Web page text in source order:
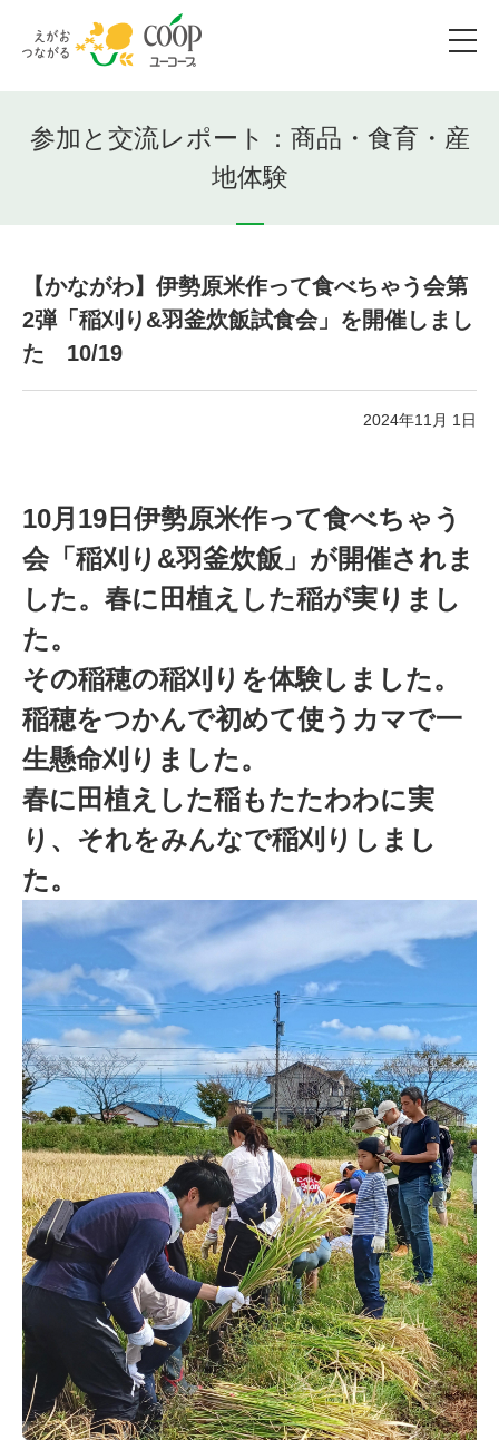
参加と交流レポート：商品・食育・産
地体験
【かながわ】伊勢原米作って食べちゃう会第
2弾「稲刈り&羽釜炊飯試食会」を開催しまし
た 10/19
2024年11月 1日
10月19日伊勢原米作って食べちゃう
会「稲刈り&羽釜炊飯」が開催されま
した。春に田植えした稲が実りまし
た。
その稲穂の稲刈りを体験しました。
稲穂をつかんで初めて使うカマで一
生懸命刈りました。
春に田植えした稲もたたわわに実
り、それをみんなで稲刈りしまし
た。